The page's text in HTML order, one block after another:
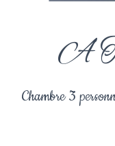
A
Chambre 3